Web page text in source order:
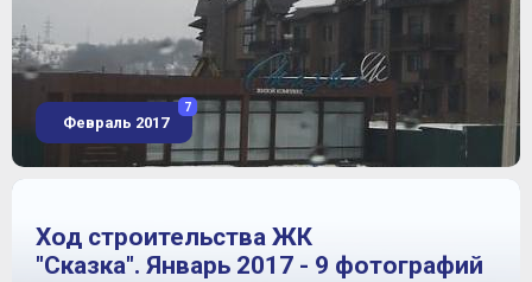
Февраль 2017
7
Ход строительства ЖК
"Сказка". Январь 2017 - 9 фотографий